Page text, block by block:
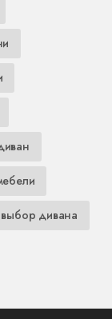
выбор дивана